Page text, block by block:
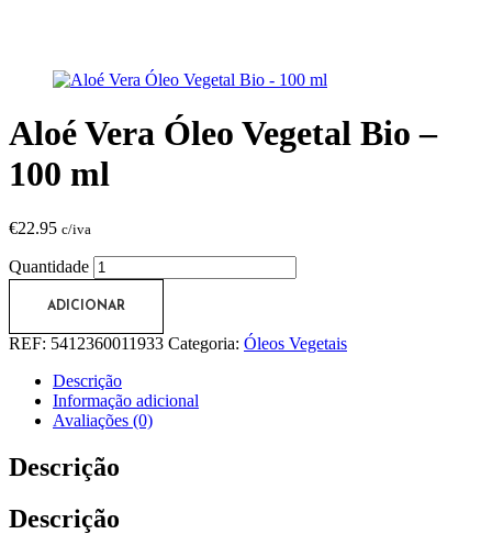
Aloé Vera Óleo Vegetal Bio –
100 ml
€22.95 c/iva
Quantidade
ADICIONAR
REF: 5412360011933 Categoria: Óleos Vegetais
Descrição
Informação adicional
Avaliações (0)
Descrição
Descrição